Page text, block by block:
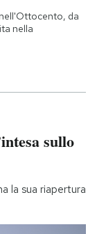
da
nella
sullo
la sua riapertura